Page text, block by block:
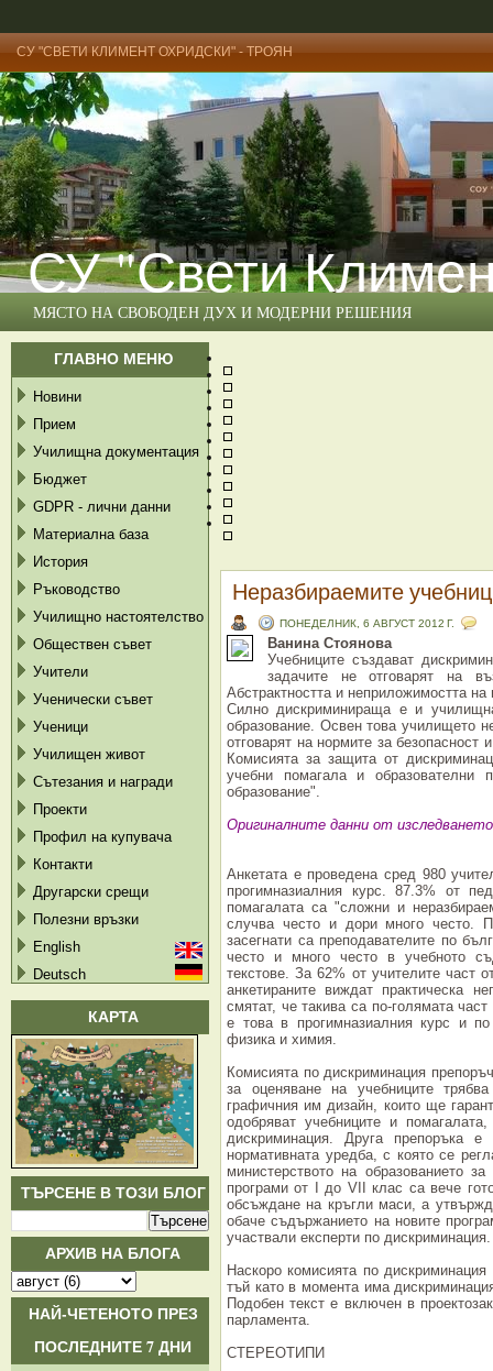
СУ "СВЕТИ КЛИМЕНТ ОХРИДСКИ" - ТРОЯН
СУ "Свети
МЯСТО НА СВОБОДЕН ДУХ И МОДЕРНИ РЕШЕНИЯ
ГЛАВНО МЕНЮ
Новини
Прием
Училищна документация
Бюджет
GDPR - лични данни
Материална база
История
Ръководство
Училищно настоятелство
Обществен съвет
Учители
Ученически съвет
Ученици
Училищен живот
Сътезания и награди
Проекти
Профил на купувача
Контакти
Другарски срещи
Полезни връзки
English
Deutsch
КАРТА
ТЪРСЕНЕ В ТОЗИ БЛОГ
АРХИВ НА БЛОГА
НАЙ-ЧЕТЕНОТО ПРЕЗ
ПОСЛЕДНИТЕ 7 ДНИ
Неразбираемите
ПОНЕДЕЛНИК, 6 АВГУСТ 2012 Г.
Ванина Стоянова
Учебниците създават
задачите не отговарят на
Абстрактността и неприложимостта
Силно дискриминираща е и
образование. Освен това училището
отговарят на нормите за безопасност
Комисията за защита от
учебни помагала и образователни
образование".
Оригиналните данни от
Анкетата е проведена сред 980
прогимназиалния курс. 87.3% от
помагалата са "сложни и
случва често и дори много често.
засегнати са преподавателите по
често и много често в учебното
текстове. За 62% от учителите част
анкетираните виждат практическа
смятат, че такива са по-голямата
е това в прогимназиалния курс и
физика и химия.
Комисията по дискриминация
за оценяване на учебниците
графичния им дизайн, които ще
одобряват учебниците и
дискриминация. Друга препоръка
нормативната уредба, с която се
министерството на образованието
програми от I до VII клас са вече
обсъждане на кръгли маси, а
обаче съдържанието на новите
участвали експерти по дискриминация.
Наскоро комисията по
тъй като в момента има
Подобен текст е включен в
парламента.
СТЕРЕОТИПИ